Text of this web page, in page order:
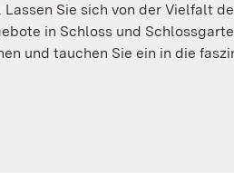
Sie sich von der Vielfalt
in Schloss und
und tauchen Sie ein in die